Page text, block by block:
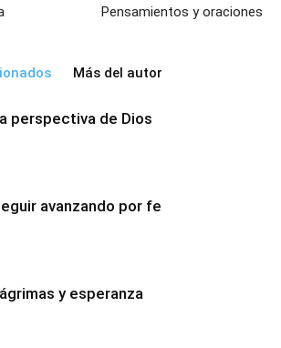
Pensamientos y oraciones
Más del autor
perspectiva de Dios
avanzando por fe
y esperanza